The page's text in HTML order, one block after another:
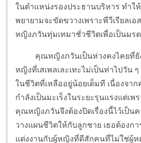
ในตำแหน่งรองประธานบริหาร ทำ
พยายามจะขัดขวางเพราะพีวีเรียลเ
หญิงภวันทุ่มเทมาชั่วชีวิตเพื่อเป็นมร
คุณหญิงภวันเป็นห่วงคงไคยที่ยัง
หญิงที่เสเพลเละเทะไม่เป็นท่าไปวัน
ในชีวิตที่เหลืออยู่น้อยเต็มที เนื่องจา
กำลังเป็นมะเร็งในระยะรุนแรงแต่เพ
คุณหญิงภวันจึงต้องปิดเรื่องนี้ไว้เป็นค
วางแผนชีวิตให้กับลูกชาย เธอต้องก
แต่งงานกับผู้หญิงที่ดีสักคนที่ไม่ใช่ผู้ห